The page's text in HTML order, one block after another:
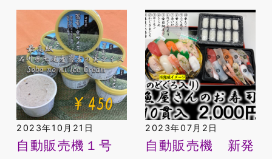
2023年10月21日
自動販売機１号
2023年07月2日
自動販売機 新発